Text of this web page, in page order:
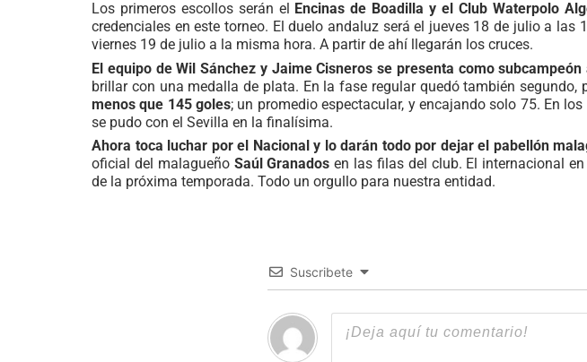
Los primeros escollos serán el Encinas de Boadilla y el Club Waterpolo
credenciales en este torneo. El duelo andaluz será el jueves 18 de julio a
viernes 19 de julio a la misma hora. A partir de ahí llegarán los cruces.
El equipo de Wil Sánchez y Jaime Cisneros se presenta como subcampeón
brillar con una medalla de plata. En la fase regular quedó también
menos que 145 goles; un promedio espectacular, y encajando solo 75. En
se pudo con el Sevilla en la finalísima.
Ahora toca luchar por el Nacional y lo darán todo por dejar el pabellón
oficial del malagueño Saúl Granadosen las filas del club. El internacional
de la próxima temporada. Todo un orgullo para nuestra entidad.
Suscribete